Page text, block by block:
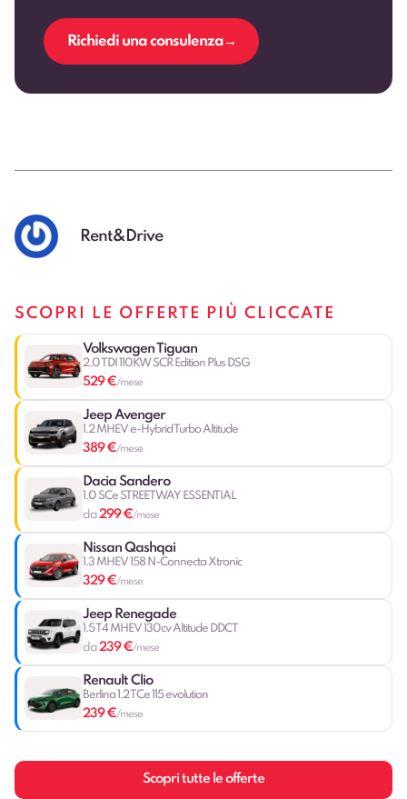
Richiedi una consulenza
Rent&Drive
SCOPRI LE OFFERTE PIÙ CLICCATE
Volkswagen Tiguan
2.0 TDI 110KW SCR Edition Plus DSG
529 €/mese
Jeep Avenger
1.2 MHEV e-Hybrid Turbo Altitude
389 €/mese
Dacia Sandero
1.0 SCe STREETWAY ESSENTIAL
da299 €/mese
Nissan Qashqai
1.3 MHEV 158 N-Connecta Xtronic
329 €/mese
Jeep Renegade
1.5 T4 MHEV 130cv Altitude DDCT
da239 €/mese
Renault Clio
Berlina 1.2 TCe 115 evolution
239 €/mese
Scopri tutte le offerte